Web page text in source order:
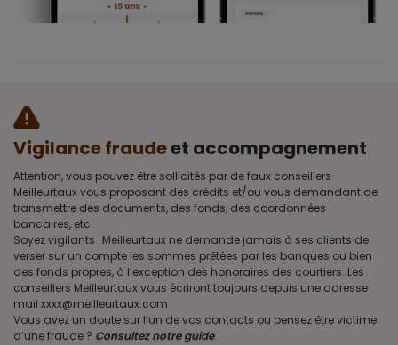
Vigilance fraudeet accompagnement
Attention, vous pouvez être sollicités par de faux conseillers
Meilleurtaux vous proposant des crédits et/ou vous demandant de
transmettre des documents, des fonds, des coordonnées
bancaires, etc.
Soyez vigilants · Meilleurtaux ne demande jamais à ses clients de
verser sur un compte les sommes prêtées par les banques ou bien
des fonds propres, à l’exception des honoraires des courtiers. Les
conseillers Meilleurtaux vous écriront toujours depuis une adresse
mail xxxx@meilleurtaux.com
Vous avez un doute sur l’un de vos contacts ou pensez être victime
d’une fraude ? Consultez notre guide.